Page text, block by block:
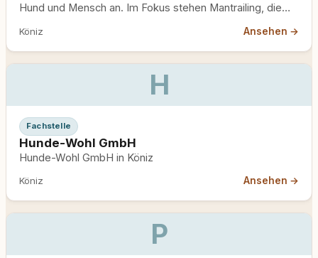
Hund und Mensch an. Im Fokus stehen Mantrailing, die
Köniz Ansehen →
H
Fachstelle
Hunde-Wohl GmbH
Hunde-Wohl GmbH in Köniz
Köniz Ansehen →
P